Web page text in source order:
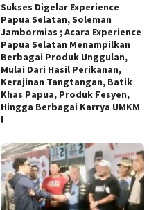
Sukses Digelar Experience
Papua Selatan, Soleman
Jambormias ; Acara Experience
Papua Selatan Menampilkan
Berbagai Produk Unggulan,
Mulai Dari Hasil Perikanan,
Kerajinan Tangtangan, Batik
Khas Papua, Produk Fesyen,
Hingga Berbagai Karrya UMKM
!